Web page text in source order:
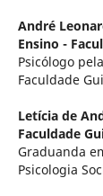
André
Ensino -
Psicólogo
Faculdade
Letícia de
Faculdade
Graduanda
Psicologia